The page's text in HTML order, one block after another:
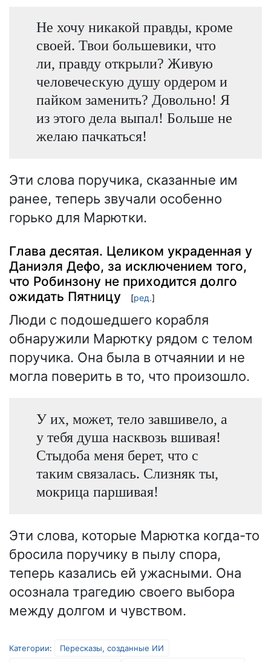
Не хочу никакой правды, кроме
своей. Твои большевики, что
ли, правду открыли? Живую
человеческую душу ордером и
пайком заменить? Довольно! Я
из этого дела выпал! Больше не
желаю пачкаться!
Эти слова поручика, сказанные им
ранее, теперь звучали особенно
горько для Марютки.
Глава десятая. Целиком украденная у
Даниэля Дефо, за исключением того,
что Робинзону не приходится долго
ожидать Пятницу
[ред.]
Люди с подошедшего корабля
обнаружили Марютку рядом с телом
поручика. Она была в отчаянии и не
могла поверить в то, что произошло.
У их, может, тело завшивело, а
у тебя душа насквозь вшивая!
Стыдоба меня берет, что с
таким связалась. Слизняк ты,
мокрица паршивая!
Эти слова, которые Марютка когда-то
бросила поручику в пылу спора,
теперь казались ей ужасными. Она
осознала трагедию своего выбора
между долгом и чувством.
Категории:
Пересказы, созданные ИИ